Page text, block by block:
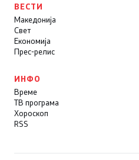
ВЕСТИ
Македонија
Свет
Економија
Прес-релис
ИНФО
Време
ТВ програма
Хороскоп
RSS